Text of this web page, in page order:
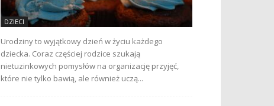
DZIECI
Urodziny to wyjątkowy dzień w życiu każdego
dziecka. Coraz częściej rodzice szukają
nietuzinkowych pomysłów na organizację przyjęć,
które nie tylko bawią, ale również uczą...